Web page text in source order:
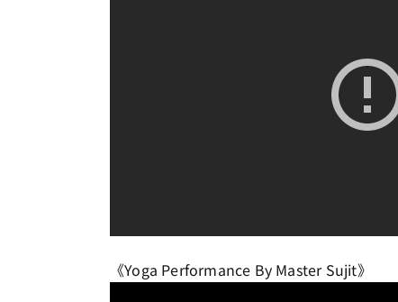
《Yoga Performance By Master Sujit》